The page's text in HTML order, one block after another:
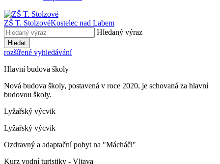
ZŠ T. StolzovéKostelec nad Labem
Hledaný výraz
Hledat
rozšířené vyhledávání
Hlavní budova školy
Nová budova školy, postavená v roce 2020, je schovaná za hlavní
budovou školy.
Lyžařský výcvik
Lyžařský výcvik
Ozdravný a adaptační pobyt na "Mácháči"
Kurz vodní turistiky - Vltava